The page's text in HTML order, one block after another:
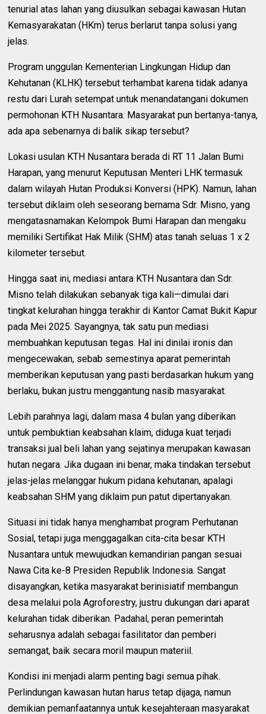
tenurial atas lahan yang diusulkan sebagai kawasan Hutan
Kemasyarakatan (HKm) terus berlarut tanpa solusi yang
jelas.
Program unggulan Kementerian Lingkungan Hidup dan
Kehutanan (KLHK) tersebut terhambat karena tidak adanya
restu dari Lurah setempat untuk menandatangani dokumen
permohonan KTH Nusantara. Masyarakat pun bertanya-tanya,
ada apa sebenarnya di balik sikap tersebut?
Lokasi usulan KTH Nusantara berada di RT 11 Jalan Bumi
Harapan, yang menurut Keputusan Menteri LHK termasuk
dalam wilayah Hutan Produksi Konversi (HPK). Namun, lahan
tersebut diklaim oleh seseorang bernama Sdr. Misno, yang
mengatasnamakan Kelompok Bumi Harapan dan mengaku
memiliki Sertifikat Hak Milik (SHM) atas tanah seluas 1 x 2
kilometer tersebut.
Hingga saat ini, mediasi antara KTH Nusantara dan Sdr.
Misno telah dilakukan sebanyak tiga kali—dimulai dari
tingkat kelurahan hingga terakhir di Kantor Camat Bukit Kapur
pada Mei 2025. Sayangnya, tak satu pun mediasi
membuahkan keputusan tegas. Hal ini dinilai ironis dan
mengecewakan, sebab semestinya aparat pemerintah
memberikan keputusan yang pasti berdasarkan hukum yang
berlaku, bukan justru menggantung nasib masyarakat.
Lebih parahnya lagi, dalam masa 4 bulan yang diberikan
untuk pembuktian keabsahan klaim, diduga kuat terjadi
transaksi jual beli lahan yang sejatinya merupakan kawasan
hutan negara. Jika dugaan ini benar, maka tindakan tersebut
jelas-jelas melanggar hukum pidana kehutanan, apalagi
keabsahan SHM yang diklaim pun patut dipertanyakan.
Situasi ini tidak hanya menghambat program Perhutanan
Sosial, tetapi juga menggagalkan cita-cita besar KTH
Nusantara untuk mewujudkan kemandirian pangan sesuai
Nawa Cita ke-8 Presiden Republik Indonesia. Sangat
disayangkan, ketika masyarakat berinisiatif membangun
desa melalui pola Agroforestry, justru dukungan dari aparat
kelurahan tidak diberikan. Padahal, peran pemerintah
seharusnya adalah sebagai fasilitator dan pemberi
semangat, baik secara moril maupun materiil.
Kondisi ini menjadi alarm penting bagi semua pihak.
Perlindungan kawasan hutan harus tetap dijaga, namun
demikian pemanfaatannya untuk kesejahteraan masyarakat